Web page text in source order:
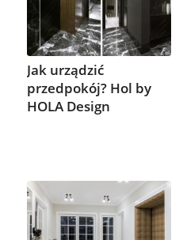
Jak urządzić
przedpokój? Hol by
HOLA Design